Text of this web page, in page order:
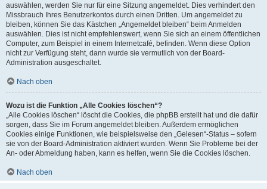
auswählen, werden Sie nur für eine Sitzung angemeldet. Dies verhindert den
Missbrauch Ihres Benutzerkontos durch einen Dritten. Um angemeldet zu
bleiben, können Sie das Kästchen „Angemeldet bleiben“ beim Anmelden
auswählen. Dies ist nicht empfehlenswert, wenn Sie sich an einem öffentlichen
Computer, zum Beispiel in einem Internetcafé, befinden. Wenn diese Option
nicht zur Verfügung steht, dann wurde sie vermutlich von der Board-
Administration ausgeschaltet.
Nach oben
Wozu ist die Funktion „Alle Cookies löschen“?
„Alle Cookies löschen“ löscht die Cookies, die phpBB erstellt hat und die dafür
sorgen, dass Sie im Forum angemeldet bleiben. Außerdem ermöglichen
Cookies einige Funktionen, wie beispielsweise den „Gelesen“-Status – sofern
sie von der Board-Administration aktiviert wurden. Wenn Sie Probleme bei der
An- oder Abmeldung haben, kann es helfen, wenn Sie die Cookies löschen.
Nach oben